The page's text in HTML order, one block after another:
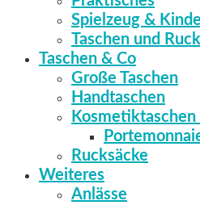
Spielzeug &
Taschen und
Taschen & Co
Große Taschen
Handtaschen
Kosmetiktaschen
Rucksäcke
Weiteres
Anlässe